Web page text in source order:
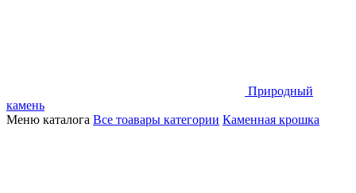
Природный
камень
Меню каталога Все тоавары категории Каменная крошка